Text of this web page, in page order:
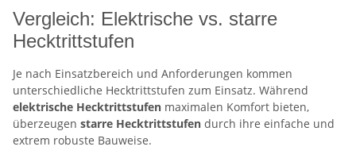
Vergleich: Elektrische vs. starre
Hecktrittstufen
Je nach Einsatzbereich und Anforderungen kommen
unterschiedliche Hecktrittstufen zum Einsatz. Während
elektrische Hecktrittstufen maximalen Komfort bieten,
überzeugen starre Hecktrittstufen durch ihre einfache und
extrem robuste Bauweise.